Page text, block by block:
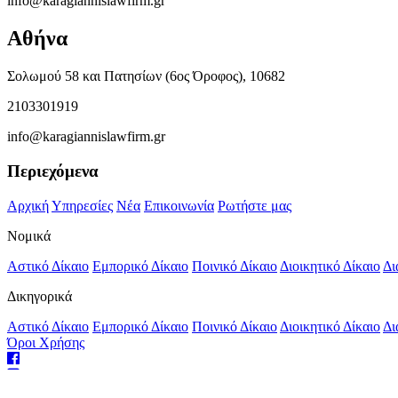
Αθήνα
Σολωμού 58 και Πατησίων (6ος Όροφος), 10682
2103301919
info@karagiannislawfirm.gr
Περιεχόμενα
ΑρχικήΥπηρεσίες Νέα Επικοινωνία Ρωτήστε μας
Νομικά
Αστικό Δίκαιο Εμπορικό Δίκαιο Ποινικό Δίκαιο Διοικητικό Δίκαιο
Δικηγορικά
Αστικό Δίκαιο Εμπορικό Δίκαιο Ποινικό Δίκαιο Διοικητικό Δίκαιο
Όροι Χρήσης